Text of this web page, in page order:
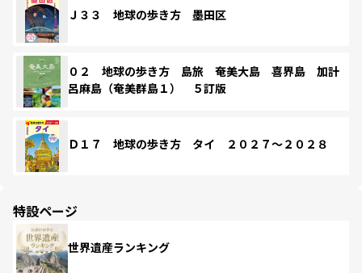
Ｊ３３ 地球の歩き方 墨田区
０２ 地球の歩き方 島旅 奄美大島 喜界島 加計
呂麻島（奄美群島１） ５訂版
Ｄ１７ 地球の歩き方 タイ ２０２７～２０２８
特設ページ
世界遺産ランキング